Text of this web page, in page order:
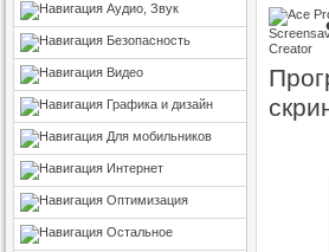
Аудио, Звук
Безопасность
Видео
Графика и дизайн
Для мобильников
Интернет
Оптимизация
Остальное